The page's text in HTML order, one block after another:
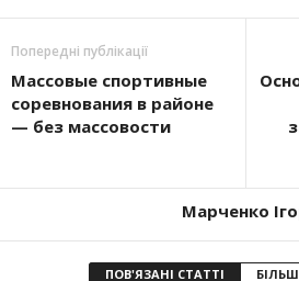
Попередні публікації
Массовые спортивные
соревнования в районе
— без массовости
Марченко
ПОВ'ЯЗАНІ СТАТТІ